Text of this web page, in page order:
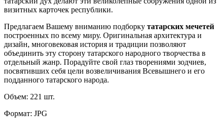
визитных карточек республики.
Предлагаем Вашему вниманию подборку татарских мечетей
построенных по всему миру. Оригинальная архитектура и
дизайн, многовековая история и традиции позволяют
объединить эту сторону татарского народного творчества в
отдельный жанр. Порадуйте свой глаз творениями зодчиев,
посвятивших себя цели возвеличивания Всевышнего и его
подданного татарского народа.
Объем: 221 шт.
Формат: JPG